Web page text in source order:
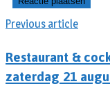
Previous article
Restaurant &
zaterdag 21